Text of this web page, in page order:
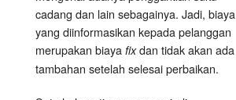
cadang dan lain sebagainya. Jadi, biaya
yang diinformasikan kepada pelanggan
merupakan biaya fixdan tidak akan ada
tambahan setelah selesai perbaikan.